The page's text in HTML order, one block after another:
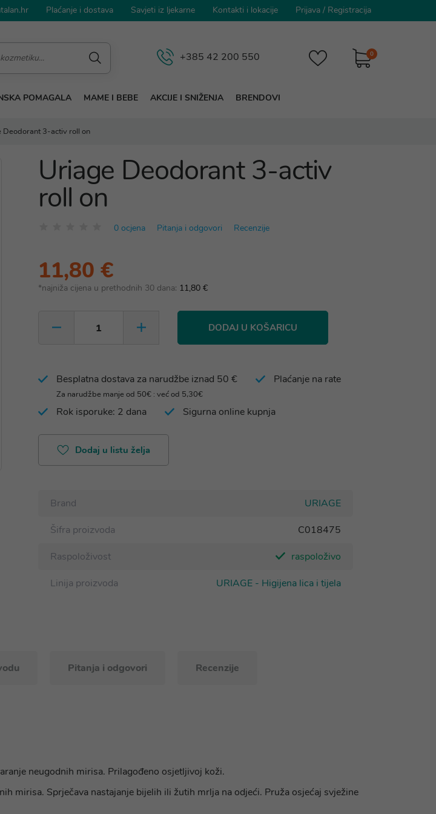
Plaćanje i dostava Savjeti iz ljekarne Kontakti i lokacije Prijava / Registracija
0
+385 42 200 550
POMAGALA MAME I BEBE AKCIJE I SNIŽENJA BRENDOVI
Deodorant 3-activ roll on
Uriage Deodorant 3-activ
roll on
0 ocjena Pitanja i odgovori Recenzije
11,80 €
*najniža cijena u prethodnih 30 dana: 11,80 €
DODAJ U KOŠARICU
Besplatna dostava za narudžbe iznad 50 €
Za narudžbe manje od 50€ : već od 5,30€
Plaćanje na rate
Rok isporuke: 2 dana Sigurna online kupnja
Dodaj u listu želja
Brand
URIAGE
Šifra proizvoda
C018475
Raspoloživost
raspoloživo
Linija proizvoda
URIAGE - Higijena lica i tijela
Pitanja i odgovori Recenzije
neugodnih mirisa. Prilagođeno osjetljivoj koži.
mirisa. Sprječava nastajanje bijelih ili žutih mrlja na odjeći. Pruža osjećaj svježine